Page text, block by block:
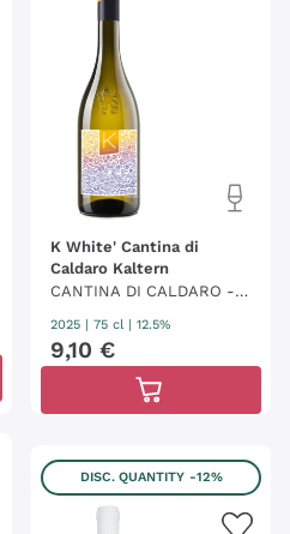
K White' Cantina di
Caldaro Kaltern
CANTINA DI CALDARO - K
ELLEREI KALTERN
2025 75 cl | 12.5%
9,10 €
DISC. QUANTITY -12%